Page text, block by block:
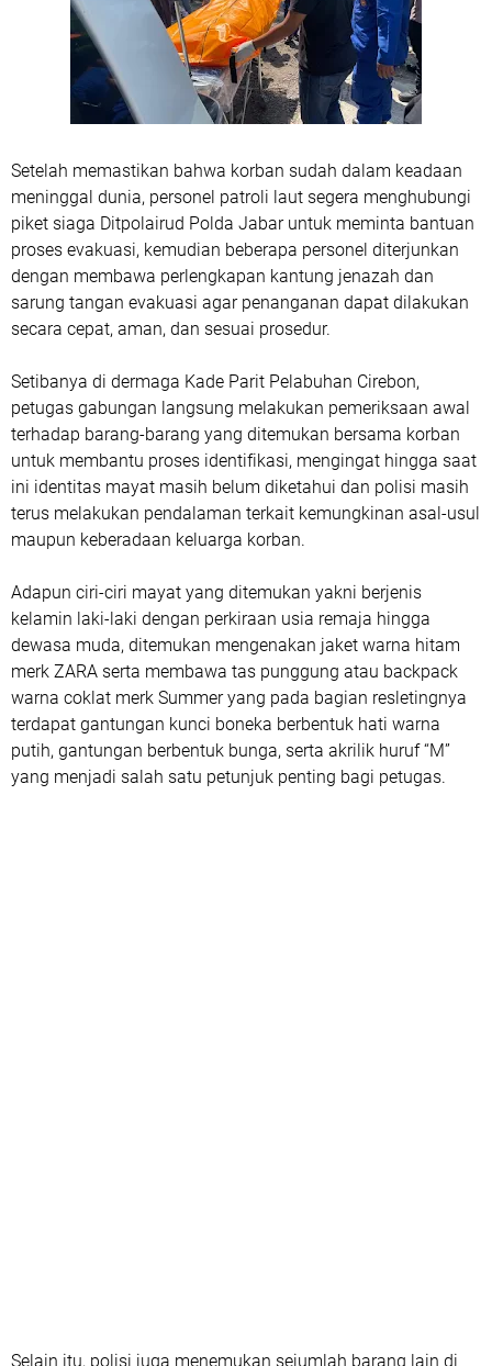
Setelah memastikan bahwa korban sudah dalam keadaan
meninggal dunia, personel patroli laut segera menghubungi
piket siaga Ditpolairud Polda Jabar untuk meminta bantuan
proses evakuasi, kemudian beberapa personel diterjunkan
dengan membawa perlengkapan kantung jenazah dan
sarung tangan evakuasi agar penanganan dapat dilakukan
secara cepat, aman, dan sesuai prosedur.
Setibanya di dermaga Kade Parit Pelabuhan Cirebon,
petugas gabungan langsung melakukan pemeriksaan awal
terhadap barang-barang yang ditemukan bersama korban
untuk membantu proses identifikasi, mengingat hingga saat
ini identitas mayat masih belum diketahui dan polisi masih
terus melakukan pendalaman terkait kemungkinan asal-usul
maupun keberadaan keluarga korban.
Adapun ciri-ciri mayat yang ditemukan yakni berjenis
kelamin laki-laki dengan perkiraan usia remaja hingga
dewasa muda, ditemukan mengenakan jaket warna hitam
merk ZARA serta membawa tas punggung atau backpack
warna coklat merk Summer yang pada bagian resletingnya
terdapat gantungan kunci boneka berbentuk hati warna
putih, gantungan berbentuk bunga, serta akrilik huruf “M”
yang menjadi salah satu petunjuk penting bagi petugas.
Selain itu, polisi juga menemukan sejumlah barang lain di